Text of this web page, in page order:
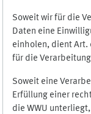
Soweit wir für die
Daten eine
einholen, dient Art.
für die
Soweit eine
Erfüllung einer
die WWU